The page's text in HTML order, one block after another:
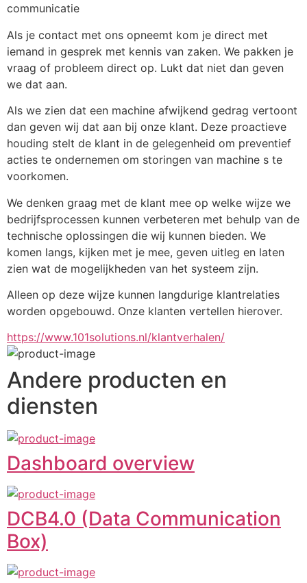
communicatie
Als je contact met ons opneemt kom je direct met
iemand in gesprek met kennis van zaken. We pakken je
vraag of probleem direct op. Lukt dat niet dan geven
we dat aan.
Als we zien dat een machine afwijkend gedrag vertoont
dan geven wij dat aan bij onze klant. Deze proactieve
houding stelt de klant in de gelegenheid om preventief
acties te ondernemen om storingen van machine s te
voorkomen.
We denken graag met de klant mee op welke wijze we
bedrijfsprocessen kunnen verbeteren met behulp van de
technische oplossingen die wij kunnen bieden. We
komen langs, kijken met je mee, geven uitleg en laten
zien wat de mogelijkheden van het systeem zijn.
Alleen op deze wijze kunnen langdurige klantrelaties
worden opgebouwd. Onze klanten vertellen hierover.
https://www.101solutions.nl/klantverhalen/
Andere producten en
diensten
Dashboard overview
DCB4.0 (Data Communication
Box)